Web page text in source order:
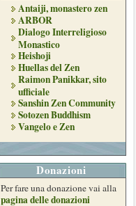
Antaiji, monastero zen
ARBOR
Dialogo Interreligioso
Monastico
Heishoji
Huellas del Zen
Raimon Panikkar, sito
ufficiale
Sanshin Zen Community
Sotozen Buddhism
Vangelo e Zen
Donazioni
Per fare una donazione vai alla
pagina delle donazioni